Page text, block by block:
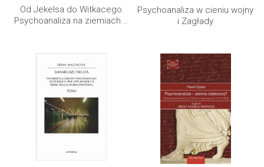
Od Jekelsa do Witkacego
Psychoanaliza na ziemiach...
Psychoanaliza w cieniu wojny
i Zagłady